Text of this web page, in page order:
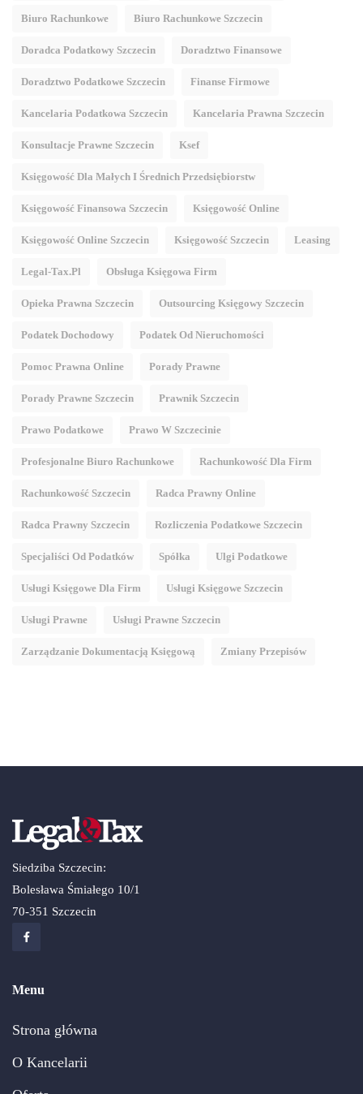
Biuro Rachunkowe Biuro Rachunkowe Szczecin
Doradca Podatkowy Szczecin Doradztwo Finansowe
Doradztwo Podatkowe Szczecin Finanse Firmowe
Kancelaria Podatkowa Szczecin Kancelaria Prawna Szczecin
Konsultacje Prawne Szczecin Ksef
Księgowość Dla Małych I Średnich Przedsiębiorstw
Księgowość Finansowa Szczecin Księgowość Online
Księgowość Online Szczecin Księgowość Szczecin Leasing
Legal-Tax.pl Obsługa Księgowa Firm
Opieka Prawna Szczecin Outsourcing Księgowy Szczecin
Podatek Dochodowy Podatek Od Nieruchomości
Pomoc Prawna Online Porady Prawne
Porady Prawne Szczecin Prawnik Szczecin
Prawo Podatkowe Prawo W Szczecinie
Profesjonalne Biuro Rachunkowe Rachunkowość Dla Firm
Rachunkowość Szczecin Radca Prawny Online
Radca Prawny Szczecin Rozliczenia Podatkowe Szczecin
Specjaliści Od Podatków Spółka Ulgi Podatkowe
Usługi Księgowe Dla Firm Usługi Księgowe Szczecin
Usługi Prawne Usługi Prawne Szczecin
Zarządzanie Dokumentacją Księgową Zmiany Przepisów
Siedziba Szczecin:
Bolesława Śmiałego 10/1
70-351 Szczecin
Menu
Strona główna
O Kancelarii